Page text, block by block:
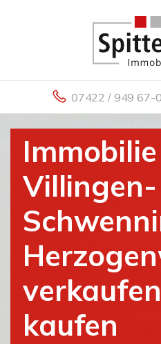
07422 / 949 67-0
Villingen-
kaufen